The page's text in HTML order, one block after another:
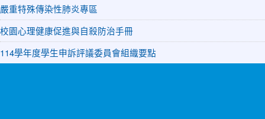
嚴重特殊傳染性肺炎專區
校園心理健康促進與自殺防治手冊
114學年度學生申訴評議委員會組織要點